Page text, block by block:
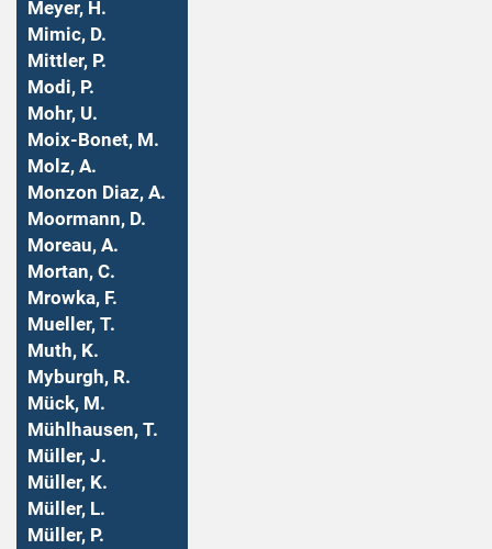
Meyer, H.
Mimic, D.
Mittler, P.
Modi, P.
Mohr, U.
Moix-Bonet, M.
Molz, A.
Monzon Diaz, A.
Moormann, D.
Moreau, A.
Mortan, C.
Mrowka, F.
Mueller, T.
Muth, K.
Myburgh, R.
Mück, M.
Mühlhausen, T.
Müller, J.
Müller, K.
Müller, L.
Müller, P.